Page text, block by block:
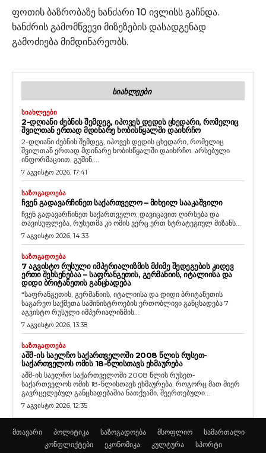
ფოთის ბაზრობაზე ხანძარი 10 ივლისს გაჩნდა.
ხანძრის გამომწვევი მიზეზების დასადგენად
გამოძიება მიმდინარეობს.
ᲡᲘᲐᲮᲚᲔᲔᲑᲘ
ᲡᲘᲐᲮᲚᲔᲔᲑᲘ
2-ᲓᲦᲘᲐᲜᲘ ᲫᲔᲑᲜᲘᲡ ᲨᲔᲛᲓᲔᲒ, ᲘᲞᲝᲕᲔᲡ ᲓᲔᲓᲘᲡ ᲪᲮᲔᲓᲐᲠᲘ, ᲠᲝᲛᲔᲚᲘᲪ
ᲨᲕᲘᲚᲗᲐᲜ ᲔᲠᲗᲐᲓ ᲛᲓᲘᲜᲐᲠᲔ ᲮᲝᲑᲘᲡᲬᲧᲐᲚᲨᲘ ᲓᲐᲘᲮᲠᲩᲝ
2-დღიანი ძებნის შემდეგ, იპოვეს დედის ცხედარი, რომელიც
შვილთან ერთად მდინარე ხობისწყალში დაიხრჩო. არსებული
ინფორმაციით, გუშინ,...
7 აგვისტო 2026, 17:41
ᲡᲐᲖᲝᲒᲐᲓᲝᲔᲑᲐ
ᲩᲕᲔᲜ ᲒᲐᲓᲐᲕᲐᲠᲩᲘᲜᲔᲗ ᲡᲐᲥᲐᲠᲗᲕᲔᲚᲝ – ᲛᲘᲮᲔᲘᲚ ᲡᲐᲐᲙᲐᲨᲕᲘᲚᲘ
ჩვენ გადავარჩინეთ საქართველო, დავიცავით ღირსება და
თავისუფლება, რუსეთმა კი ომის ვერც ერთ სტრატეგიულ მიზანს...
7 აგვისტო 2026, 14:33
ᲡᲐᲖᲝᲒᲐᲓᲝᲔᲑᲐ
7 ᲐᲒᲕᲘᲡᲢᲝ ᲠᲣᲡᲣᲚᲘ ᲘᲛᲞᲔᲠᲘᲐᲚᲘᲖᲛᲘᲡ ᲛᲫᲘᲛᲔ ᲨᲔᲓᲔᲒᲔᲑᲘᲡ ᲙᲘᲓᲔᲕ
ᲔᲠᲗᲘ ᲨᲔᲮᲡᲔᲜᲔᲑᲐᲐ – ᲡᲐᲤᲠᲐᲜᲒᲔᲗᲘᲡ, ᲒᲔᲠᲛᲐᲜᲘᲘᲡ, ᲘᲢᲐᲚᲘᲘᲡᲐ ᲓᲐ
ᲓᲘᲓᲘ ᲑᲠᲘᲢᲐᲜᲔᲗᲘᲡ ᲒᲐᲜᲪᲮᲐᲓᲔᲑᲐ
“საფრანგეთის, გერმანიის, იტალიისა და დიდი ბრიტანეთის
საგარეო საქმეთა სამინისტროების ერთობლივი განცხადება 7
აგვისტო რუსული იმპერიალიზმის...
7 აგვისტო 2026, 13:38
ᲡᲐᲖᲝᲒᲐᲓᲝᲔᲑᲐ
ᲐᲨᲨ-ᲘᲡ ᲡᲐᲔᲚᲩᲝ ᲡᲐᲥᲐᲠᲗᲕᲔᲚᲝᲨᲘ 2008 ᲬᲚᲘᲡ ᲠᲣᲡᲔᲗ-
ᲡᲐᲥᲐᲠᲗᲕᲔᲚᲝᲡ ᲝᲛᲘᲡ 18-ᲬᲚᲘᲡᲗᲐᲕᲡ ᲔᲮᲛᲐᲣᲠᲔᲑᲐ
აშშ-ის საელჩო საქართველოში 2008 წლის რუსეთ-
საქართველოს ომის 18-წლისთავს ეხმაურება. როგორც მათ მიერ
გავრცელებულ განცხადებაშია ნათქვამი, შეერთებული...
7 აგვისტო 2026, 12:35
მთავარი პოლიტიკა საზოგადოება მსოფლიო
სამართალი
კონფლიქტები
ეკონომიკა კულტურა სპორტი